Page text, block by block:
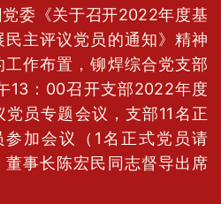
委《关于召开2022年度基
主评议党员的通知》精神
作布置，铆焊综合党支部
13：00召开支部2022年度
员专题会议，支部11名正
加会议（1名正式党员请
事长陈宏民同志督导出席